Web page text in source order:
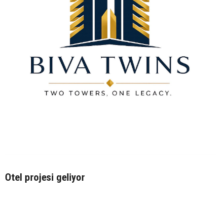
Otel projesi geliyor